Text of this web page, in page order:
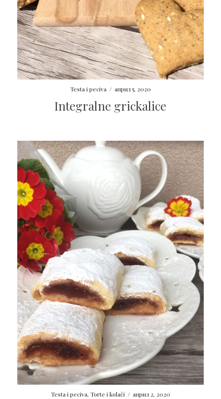
Testa i peciva / април 5, 2020
Integralne grickalice
Testa i peciva, Torte i kolači / април 2, 2020